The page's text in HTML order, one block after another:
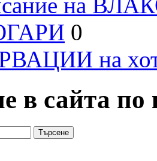
на
0
на
в сайта